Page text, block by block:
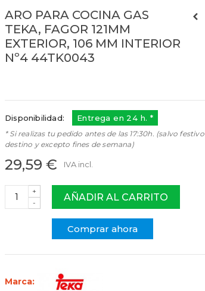
ARO PARA COCINA GAS
TEKA, FAGOR 121MM
EXTERIOR, 106 MM INTERIOR
Nº4 44TK0043
Disponibilidad: Entrega en 24 h. *
* Si realizas tu pedido antes de las 17:30h. (salvo
destino y excepto fines de semana)
29,59 € IVA incl.
-
+
AÑADIR AL CARRITO
Comprar ahora
Marca: